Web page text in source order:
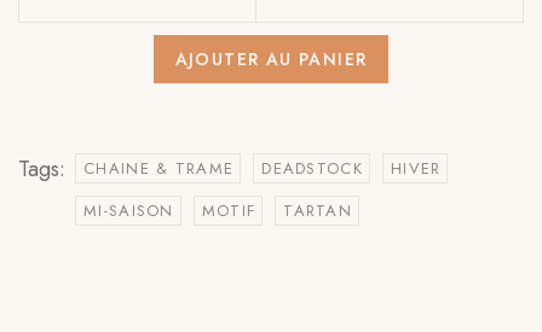
AJOUTER AU PANIER
Tags: CHAINE & TRAME DEADSTOCK
HIVER
MI-SAISON
MOTIF TARTAN